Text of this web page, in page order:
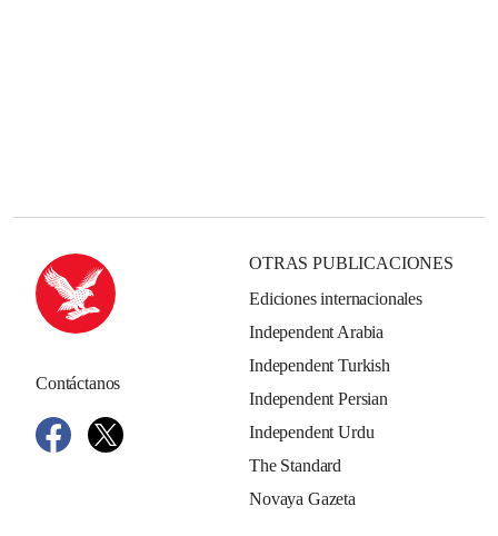
Contáctanos
OTRAS PUBLICACIONES
Ediciones internacionales
Independent Arabia
Independent Turkish
Independent Persian
Independent Urdu
The Standard
Novaya Gazeta